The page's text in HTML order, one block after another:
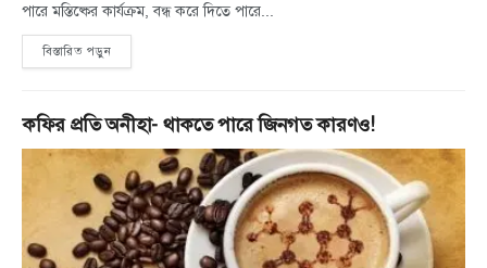
পারে মস্তিষ্কের কার্যক্রম, বন্ধ করে দিতে পারে...
বিস্তারিত পড়ুন
কফির প্রতি অনীহা- থাকতে পারে জিনগত কারণও!